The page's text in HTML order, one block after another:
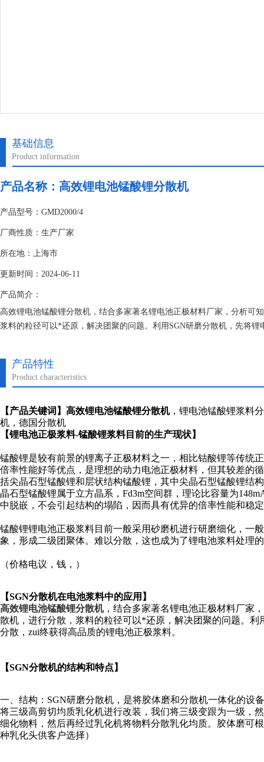
基础信息
Product information
产品名称：高效锂电池锰酸锂分散机
产品型号：GMD2000/4
厂商性质：生产厂家
所在地：上海市
更新时间：2024-06-11
产品简介：
高效锂电池锰酸锂分散机，结合多家著名锂电池正极材料厂家，分析可
浆料的粒径可以*还原，解决团聚的问题。利用SGN研磨分散机，先将
产品特性
Product characteristics
【产品关键词】 高效锂电池锰酸锂分散机，锂电池锰酸锂浆料
机，德国分散机
【锂电池正极浆料-锰酸锂浆料目前的生产现状】
锰酸锂是较有前景的锂离子正极材料之一，相比钴酸锂等传统
倍率性能好等优点，是理想的动力电池正极材料，但其较差的
括尖晶石型锰酸锂和层状结构锰酸锂，其中尖晶石型锰酸锂结
晶石型锰酸锂属于立方晶系，Fd3m空间群，理论比容量为
中脱嵌，不会引起结构的塌陷，因而具有优异的倍率性能和稳
锰酸锂锂电池正极浆料目前一般采用砂磨机进行研磨细化，一
象，形成二级团聚体。难以分散，这也成为了锂电池浆料处理
（价格电议，钱，）
【SGN分散机在电池浆料中的应用】
高效锂电池锰酸锂分散机， 结合多家著名锂电池正极材料厂家
散机，进行分散，浆料的粒径可以*还原，解决团聚的问题。
分散，zui终获得高品质的锂电池正极浆料。
【SGN分散机的结构和特点】
一、结构：SGN研磨分散机，是将胶体磨和分散机一体化的设
将三级高剪切均质乳化机进行改装，我们将三级变跟为一级，
细化物料，然后再经过乳化机将物料分散乳化均质。胶体磨可
种乳化头供客户选择）